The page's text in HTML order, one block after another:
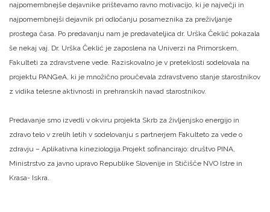
najpomembnejše dejavnike prištevamo ravno motivacijo, ki je največji in
najpomembnejši dejavnik pri odločanju posameznika za preživljanje
prostega časa. Po predavanju nam je predavateljica dr. Urška Čeklić pokazala
še nekaj vaj. Dr. Urška Čeklić je zaposlena na Univerzi na Primorskem,
Fakulteti za zdravstvene vede. Raziskovalno je v preteklosti sodelovala na
projektu PANGeA, ki je množično proučevala zdravstveno stanje starostnikov
z vidika telesne aktivnosti in prehranskih navad starostnikov.
Predavanje smo izvedli v okviru projekta Skrb za življenjsko energijo in
zdravo telo v zrelih letih v sodelovanju s partnerjem Fakulteto za vede o
zdravju – Aplikativna kineziologija.Projekt sofinancirajo: društvo PINA,
Ministrstvo za javno upravo Republike Slovenije in Stičišče NVO Istre in
Krasa- Iskra.